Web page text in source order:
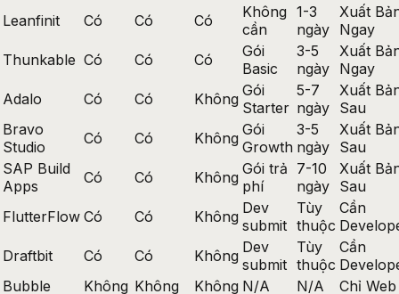
Leanfinit Có Có Có
Không
cần
1-3
ngày
Xuất
Ngay
Thunkable Có Có Có
Gói
Basic
3-5
ngày
Xuất
Ngay
Adalo
Có Có Không Gói
Starter
5-7
ngày
Xuất
Sau
Bravo
Studio
Có Có Không Gói
Growth
3-5
ngày
Xuất
Sau
SAP Build
Apps
Có Có Không Gói trả
phí
7-10
ngày
Xuất
Sau
FlutterFlow Có Có Không Dev
submit
Tùy
thuộc
Cần
Draftbit
Có Có Không Dev
submit
Tùy
thuộc
Cần
Bubble
Không Không Không N/A N/A
Chỉ Web